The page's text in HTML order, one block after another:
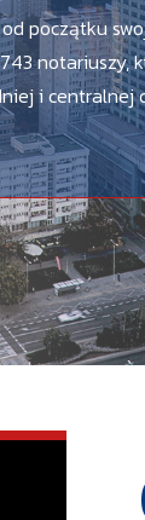
początku
notariuszy,
i centralnej